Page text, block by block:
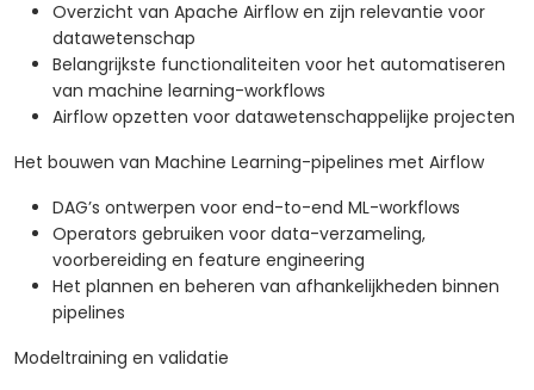
Overzicht van Apache Airflow en zijn relevantie voor
datawetenschap
Belangrijkste functionaliteiten voor het automatiseren
van machine learning-workflows
Airflow opzetten voor datawetenschappelijke projecten
Het bouwen van Machine Learning-pipelines met Airflow
DAG’s ontwerpen voor end-to-end ML-workflows
Operators gebruiken voor data-verzameling,
voorbereiding en feature engineering
Het plannen en beheren van afhankelijkheden binnen
pipelines
Modeltraining en validatie